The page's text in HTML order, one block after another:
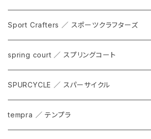
Sport Crafters ／ スポーツクラフターズ
spring court ／ スプリングコート
SPURCYCLE ／ スパーサイクル
tempra ／ テンプラ